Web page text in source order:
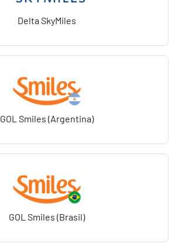
Delta SkyMiles
GOL Smiles (Argentina)
GOL Smiles (Brasil)